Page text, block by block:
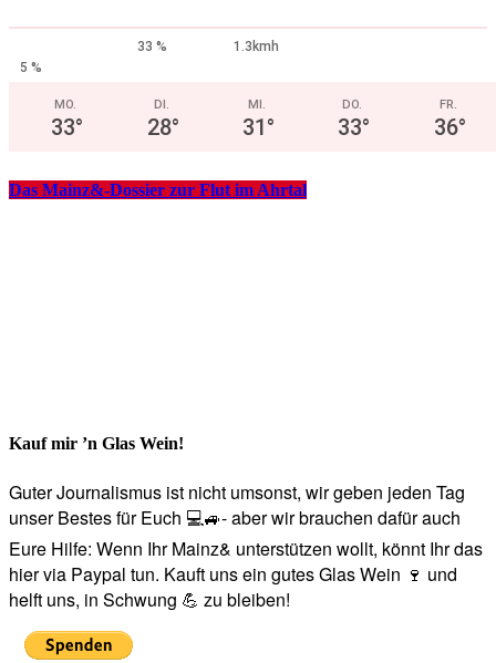
33 %
1.3kmh
5 %
MO.
33°
DI.
28°
MI.
31°
DO.
33°
FR.
36°
Das Mainz&-Dossier zur Flut im Ahrtal
Kauf mir ’n Glas Wein!
Guter Journalismus ist nicht umsonst, wir geben jeden Tag
unser Bestes für Euch 💻🚙- aber wir brauchen dafür auch
Eure Hilfe: Wenn Ihr Mainz& unterstützen wollt, könnt Ihr das
hier via Paypal tun. Kauft uns ein gutes Glas Wein 🍷 und
helft uns, in Schwung 💪 zu bleiben!